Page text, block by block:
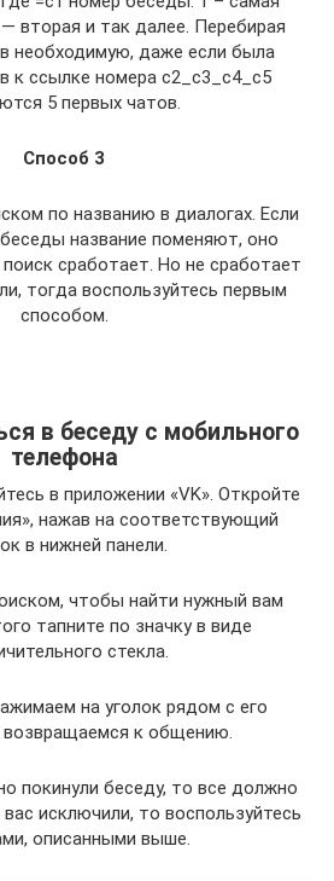
вторая и так далее. Перебирая
необходимую, даже если была
к ссылке номера c2_c3_c4_c5
5 первых чатов.
Способ 3
по названию в диалогах. Если
название поменяют, оно
сработает. Но не сработает
тогда воспользуйтесь первым
способом.
в беседу с мобильного
телефона
в приложении «VK». Откройте
нажав на соответствующий
в нижней панели.
чтобы найти нужный вам
тапните по значку в виде
стекла.
на уголок рядом с его
возвращаемся к общению.
покинули беседу, то все должно
исключили, то воспользуйтесь
описанными выше.